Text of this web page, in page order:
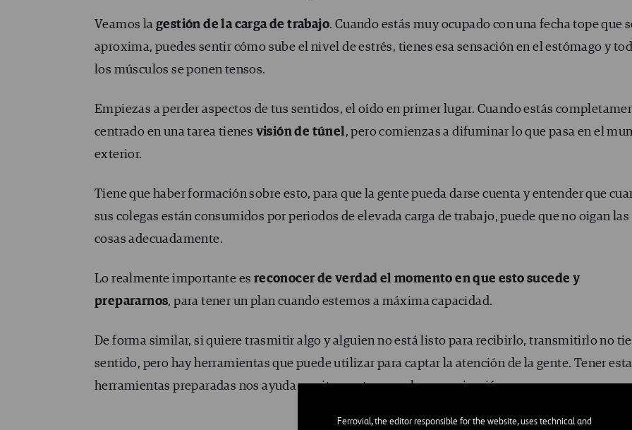
Ferrovial, the editor responsible for the website, uses technical and
Veamos la gestión de la carga de trabajo. Cuando estás muy ocupado con una fecha tope que
aproxima, puedes sentir cómo sube el nivel de estrés, tienes esa sensación en el estómago y
los músculos se ponen tensos.
Empiezas a perder aspectos de tus sentidos, el oído en primer lugar. Cuando estás
centrado en una tarea tienes visión de túnel, pero comienzas a difuminar lo que pasa en el
exterior.
Tiene que haber formación sobre esto, para que la gente pueda darse cuenta y entender que
sus colegas están consumidos por periodos de elevada carga de trabajo, puede que no oigan las
cosas adecuadamente.
Lo realmente importante es reconocer de verdad el momento en que esto sucede y
prepararnos, para tener un plan cuando estemos a máxima capacidad.
De forma similar, si quiere trasmitir algo y alguien no está listo para recibirlo, transmitirlo no
sentido, pero hay herramientas que puede utilizar para captar la atención de la gente. Tener
herramientas preparadas nos ayuda a evitar rupturas en la comunicación.